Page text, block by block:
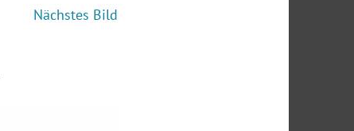
Nächstes Bild